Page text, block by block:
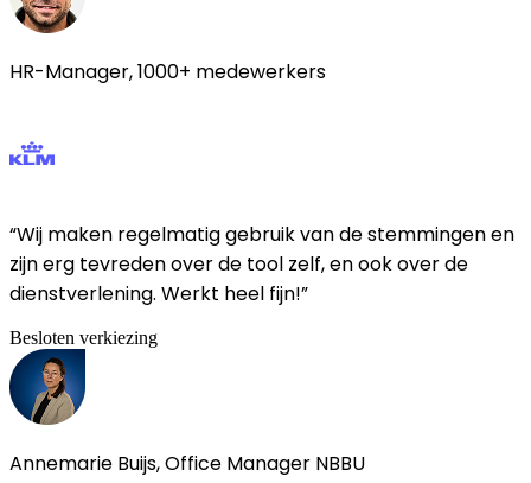
HR-Manager, 1000+ medewerkers
“Wij maken regelmatig gebruik van de stemmingen en
zijn erg tevreden over de tool zelf, en ook over de
dienstverlening. Werkt heel fijn!”
Besloten verkiezing
Annemarie Buijs, Office Manager NBBU